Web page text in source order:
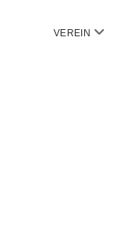
VEREIN Menü